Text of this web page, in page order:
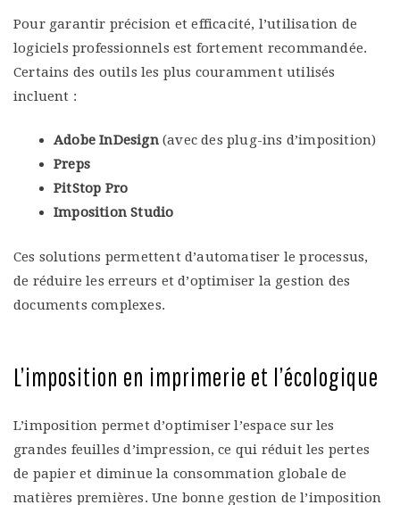
Pour garantir précision et efficacité, l’utilisation de
logiciels professionnels est fortement recommandée.
Certains des outils les plus couramment utilisés
incluent :
Adobe InDesign(avec des plug-ins d’imposition)
Preps
PitStop Pro
Imposition Studio
Ces solutions permettent d’automatiser le processus,
de réduire les erreurs et d’optimiser la gestion des
documents complexes.
L’imposition en imprimerie et l’écologique
L’imposition permet d’optimiser l’espace sur les
grandes feuilles d’impression, ce qui réduit les pertes
de papier et diminue la consommation globale de
matières premières. Une bonne gestion de l’imposition